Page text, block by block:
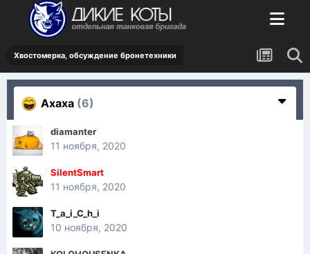
Хвостомерка, обсуждение бронетехники
Ахаха (6)
diamanter
11 ноября, 2020
SilentSmart
11 ноября, 2020
T_a_i_C_h_i
10 ноября, 2020